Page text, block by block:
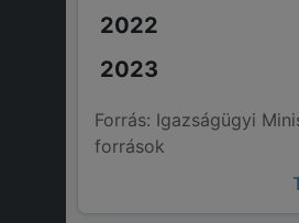
Forrás: Igazságügyi
források